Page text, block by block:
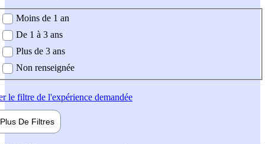
demandée
Moins de 1 an
De 1 à 3 ans
Plus de 3 ans
Non renseignée
le filtre de l'expérience demandée
Plus De Filtres